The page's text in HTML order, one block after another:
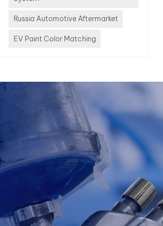
Russia Automotive Aftermarket
EV Paint Color Matching